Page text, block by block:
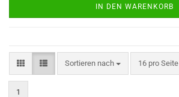
IN DEN WARENKORB
Sortieren nach
Sortieren nach 16 pro Seite
pro Seite
1